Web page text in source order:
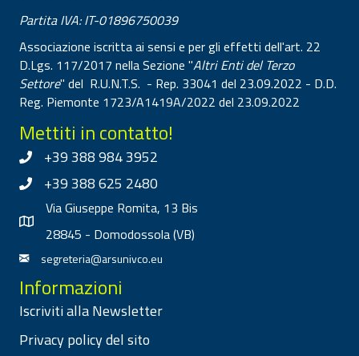
Partita IVA: IT-01896750039
Associazione iscritta ai sensi e per gli effetti dell'art. 22
D.Lgs. 117/2017 nella Sezione "Altri Enti del Terzo
Settore" del R.U.N.T.S. - Rep. 33041 del 23.09.2022 - D.D.
Reg. Piemonte 1723/A1419A/2022 del 23.09.2022
Mettiti in contatto!
+39 388 984 3952
+39 388 625 2480
Via Giuseppe Romita, 13 Bis
28845 - Domodossola (VB)
segreteria@arsunivco.eu
Informazioni
Iscriviti alla Newsletter
Privacy policy del sito